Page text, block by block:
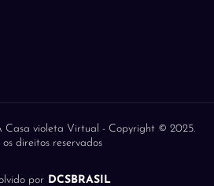
Casa violeta Virtual - Copyright © 2025.
os direitos reservados
porDCSBRASIL